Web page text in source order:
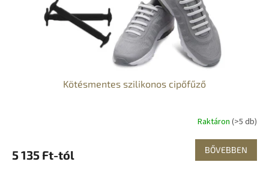
Kötésmentes szilikonos cipőfűző
Raktáron (>5 db)
5 135 Ft-tól BŐVEBBEN